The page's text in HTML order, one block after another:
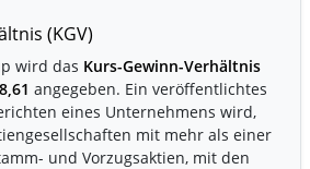
(KGV)
wird das Kurs-Gewinn-Verhältnis
angegeben. Ein veröffentlichtes
eines Unternehmens wird,
mit mehr als einer
und Vorzugsaktien, mit den